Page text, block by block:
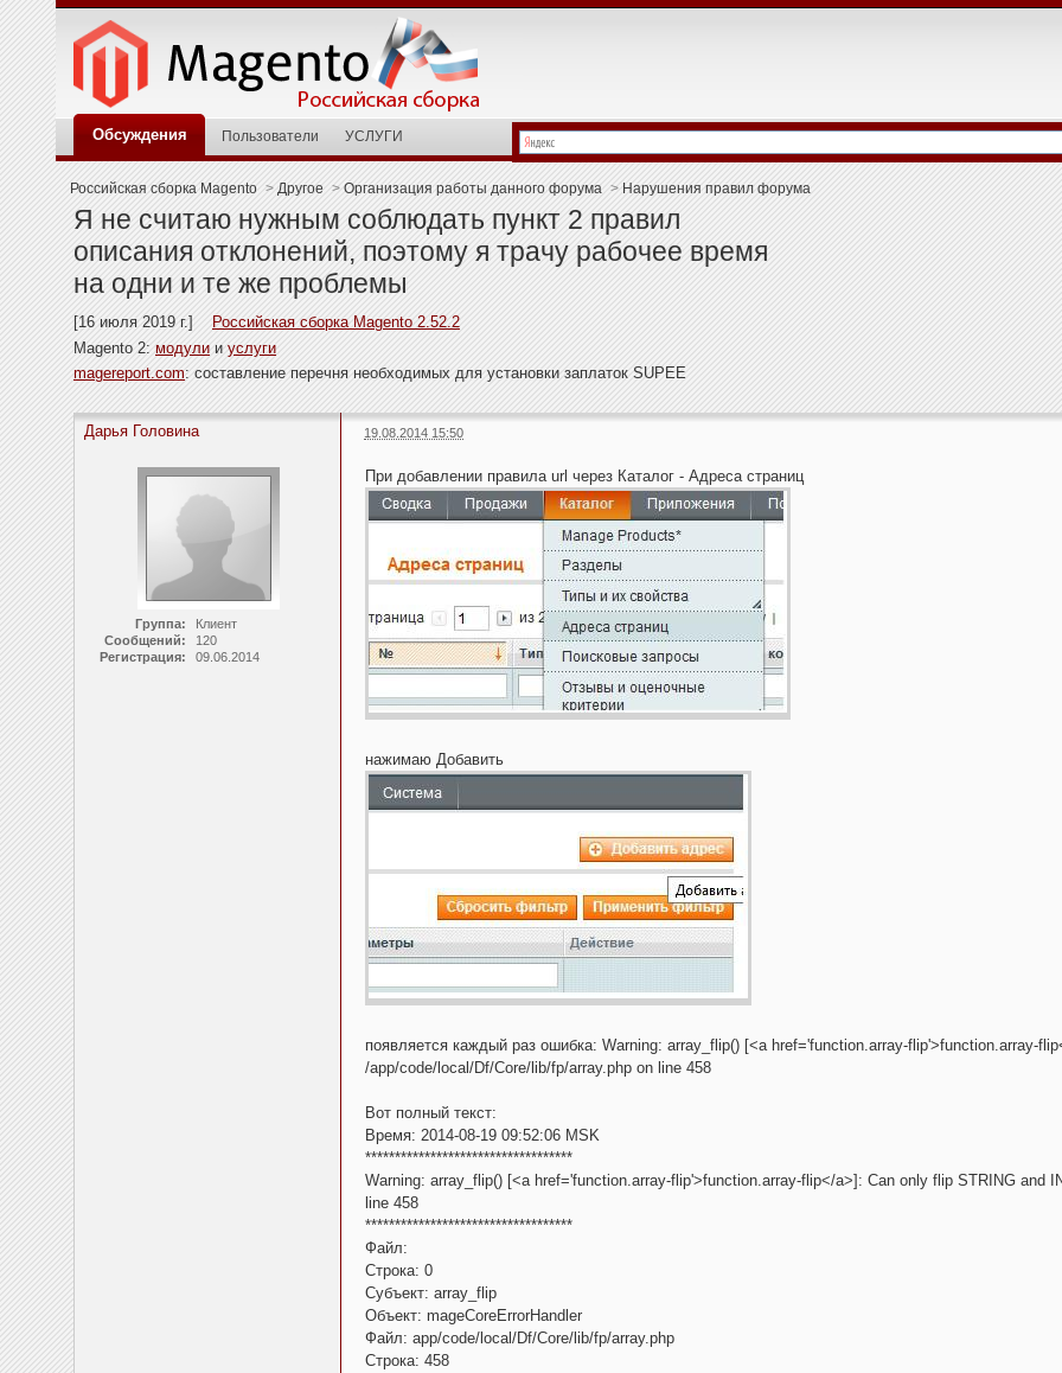
Обсуждения Пользователи УСЛУГИ
Российская сборка Magento > Другое > Организация работы данного форума > Нарушения правил форума
Я не считаю нужным соблюдать пункт 2 правил
описания отклонений, поэтому я трачу рабочее время
на одни и те же проблемы
[16 июля 2019 г.]
Российская сборка Magento 2.52.2
Magento 2: модули и услуги
magereport.com: составление перечня необходимых для установки заплаток SUPEE
Дарья Головина
Группа:
Клиент
Сообщений:
120
Регистрация:
09.06.2014
19.08.2014 15:50
При добавлении правила url через Каталог - Адреса страниц
нажимаю Добавить
появляется каждый раз ошибка: Warning: array_flip() [<a href='function.array-flip'>function.array-
/app/code/local/Df/Core/lib/fp/array.php on line 458
Вот полный текст:
Время: 2014-08-19 09:52:06 MSK
***********************************
Warning: array_flip() [<a href='function.array-flip'>function.array-flip</a>]: Can only flip STRING and
line 458
***********************************
Файл:
Строка: 0
Субъект: array_flip
Объект: mageCoreErrorHandler
Файл: app/code/local/Df/Core/lib/fp/array.php
Строка: 458